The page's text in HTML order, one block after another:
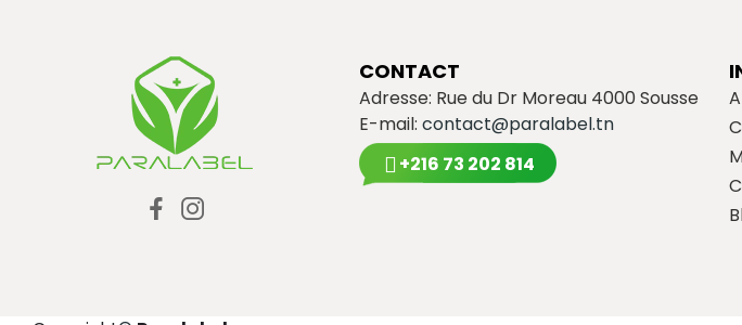
CONTACT
Adresse: Rue du Dr Moreau 4000 Sousse
E-mail: contact@paralabel.tn
+216 73 202 814